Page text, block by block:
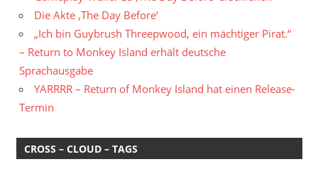
Die Akte ‚The Day Before‘
„Ich bin Guybrush Threepwood, ein mächtiger Pirat.“
– Return to Monkey Island erhält deutsche
Sprachausgabe
YARRRR – Return of Monkey Island hat einen Release-
Termin
CROSS – CLOUD – TAGS